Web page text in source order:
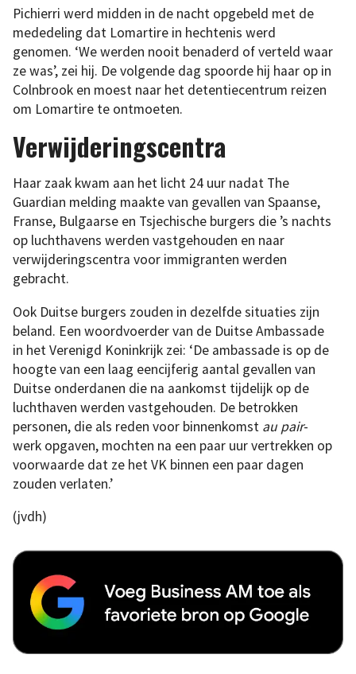
Pichierri werd midden in de nacht opgebeld met de
mededeling dat Lomartire in hechtenis werd
genomen. ‘We werden nooit benaderd of verteld waar
ze was’, zei hij. De volgende dag spoorde hij haar op in
Colnbrook en moest naar het detentiecentrum reizen
om Lomartire te ontmoeten.
Verwijderingscentra
Haar zaak kwam aan het licht 24 uur nadat The
Guardian melding maakte van gevallen van Spaanse,
Franse, Bulgaarse en Tsjechische burgers die ’s nachts
op luchthavens werden vastgehouden en naar
verwijderingscentra voor immigranten werden
gebracht.
Ook Duitse burgers zouden in dezelfde situaties zijn
beland. Een woordvoerder van de Duitse Ambassade
in het Verenigd Koninkrijk zei: ‘De ambassade is op de
hoogte van een laag eencijferig aantal gevallen van
Duitse onderdanen die na aankomst tijdelijk op de
luchthaven werden vastgehouden. De betrokken
personen, die als reden voor binnenkomst au pair-
werk opgaven, mochten na een paar uur vertrekken op
voorwaarde dat ze het VK binnen een paar dagen
zouden verlaten.’
(jvdh)